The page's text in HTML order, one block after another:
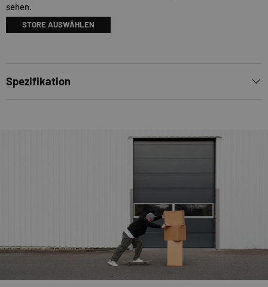
sehen.
STORE AUSWÄHLEN
Spezifikation